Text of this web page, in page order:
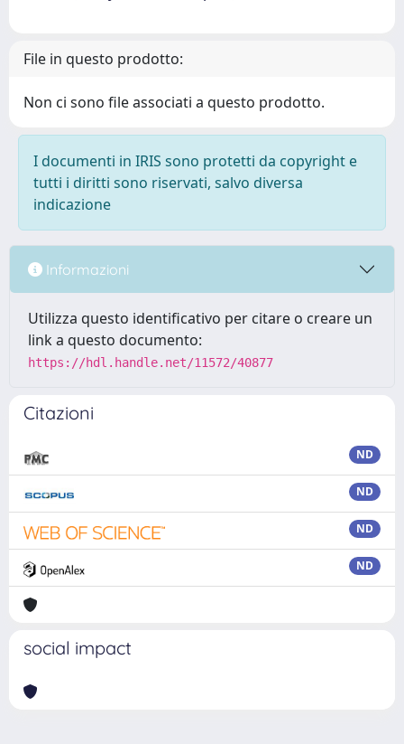
File in questo prodotto:
Non ci sono file associati a questo prodotto.
I documenti in IRIS sono protetti da copyright e
tutti i diritti sono riservati, salvo diversa
indicazione
Informazioni
Utilizza questo identificativo per citare o creare un
link a questo documento:
https://hdl.handle.net/11572/40877
Citazioni
ND
ND
ND
ND
social impact